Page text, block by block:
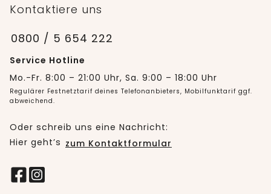
Kontaktiere uns
0800 / 5 654 222
Service Hotline
Mo.-Fr. 8:00 – 21:00 Uhr, Sa. 9:00 – 18:00 Uhr
Regulärer Festnetztarif deines Telefonanbieters, Mobilfunktarif ggf.
abweichend.
Oder schreib uns eine Nachricht:
Hier geht’s zum Kontaktformular